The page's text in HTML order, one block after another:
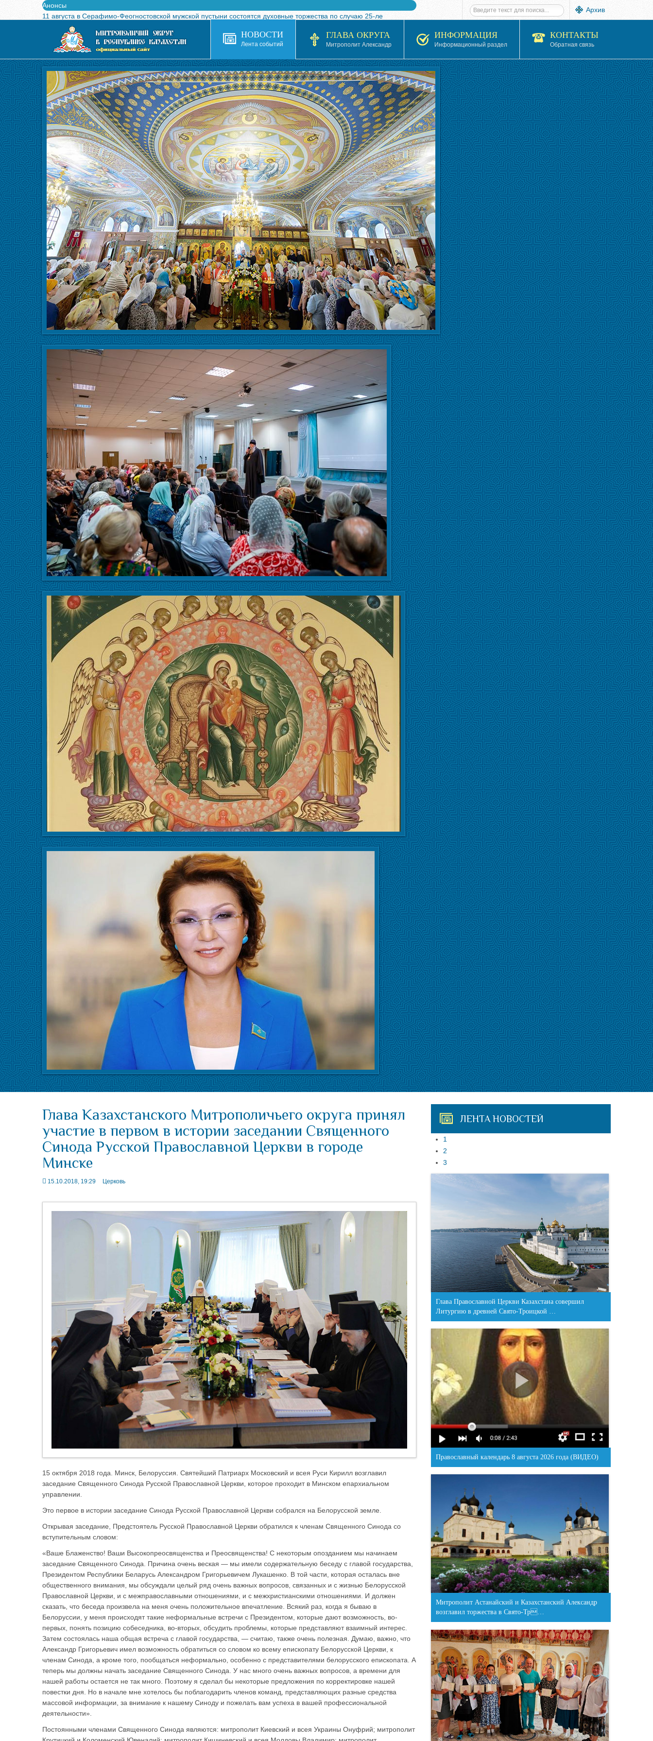
Анонсы
11 августа в Серафимо-Феогностовской мужской пустыни состоятся духовные торжества по случаю 25-ле
Выпущен в свет буклет о проведении Международного турнира по волейболу, посвященного 25-летию обр
Вышел в свет новый номер журнала «Свет Православия в Казахстане»
Вышла в свет монография «Управляющие Алма-Атинской епархией Русской Православной Церкви в 1927–19
Алма-Атинская духовная семинария объявляет прием документов на 2026-2027 учебный год
Архив
НОВОСТИ
Лента событий
ГЛАВА ОКРУГА
Митрополит Александр
ИНФОРМАЦИЯ
Информационный раздел
КОНТАКТЫ
Обратная связь
Глава Казахстанского Митрополичьего округа принял
участие в первом в истории заседании Священного
Синода Русской Православной Церкви в городе
Минске
15.10.2018, 19:29 Церковь
15 октября 2018 года. Минск, Белоруссия. Святейший Патриарх Московский и всея Руси Кирилл возглавил
заседание Священного Синода Русской Православной Церкви, которое проходит в Минском епархиальном
управлении.
Это первое в истории заседание Синода Русской Православной Церкви собрался на Белорусской земле.
Открывая заседание, Предстоятель Русской Православной Церкви обратился к членам Священного Синода со
вступительным словом:
«Ваше Блаженство! Ваши Высокопреосвященства и Преосвященства! С некоторым опозданием мы начинаем
заседание Священного Синода. Причина очень веская — мы имели содержательную беседу с главой государства,
Президентом Республики Беларусь Александром Григорьевичем Лукашенко. В той части, которая осталась вне
общественного внимания, мы обсуждали целый ряд очень важных вопросов, связанных и с жизнью Белорусской
Православной Церкви, и с межправославными отношениями, и с межхристианскими отношениями. И должен
сказать, что беседа произвела на меня очень положительное впечатление. Всякий раз, когда я бываю в
Белоруссии, у меня происходят такие неформальные встречи с Президентом, которые дают возможность, во-
первых, понять позицию собеседника, во-вторых, обсудить проблемы, которые представляют взаимный интерес.
Затем состоялась наша общая встреча с главой государства, — считаю, также очень полезная. Думаю, важно, что
Александр Григорьевич имел возможность обратиться со словом ко всему епископату Белорусской Церкви, к
членам Синода, а кроме того, пообщаться неформально, особенно с представителями белорусского епископата. А
теперь мы должны начать заседание Священного Синода. У нас много очень важных вопросов, а времени для
нашей работы остается не так много. Поэтому я сделал бы некоторые предложения по корректировке нашей
повестки дня. Но в начале мне хотелось бы поблагодарить членов команд, представляющих разные средства
массовой информации, за внимание к нашему Синоду и пожелать вам успеха в вашей профессиональной
деятельности».
Постоянными членами Священного Синода являются: митрополит Киевский и всея Украины Онуфрий; митрополит
ЛЕНТА НОВОСТЕЙ
1
2
3
Глава Православной Церкви Казахстана совершил
Литургию в древней Свято-Троицкой …
Православный календарь 8 августа 2026 года (ВИДЕО)
Митрополит Астанайский и Казахстанский Александр
возглавил торжества в Свято-Тр…